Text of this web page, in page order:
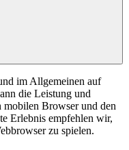
im Allgemeinen auf
die Leistung und
mobilen Browser und den
Erlebnis empfehlen wir,
zu spielen.